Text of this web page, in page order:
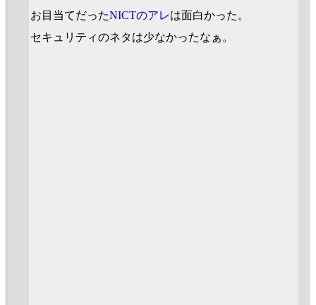
お目当てだったNICTのアレは面白かった。
セキュリティのネタは少なかったなぁ。